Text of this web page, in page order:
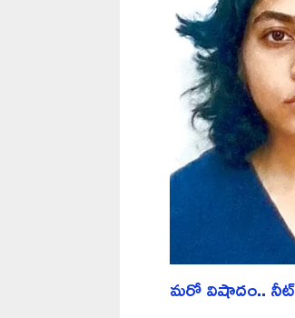
మరో విషాదం.. నీట్